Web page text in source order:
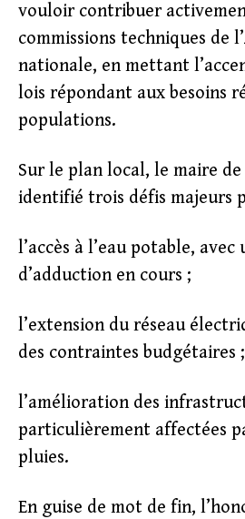
vouloir contribuer
commissions techniques de
nationale, en mettant
lois répondant aux besoins
populations.
Sur le plan local, le maire
identifié trois défis majeurs
l’accès à l’eau potable,
d’adduction en cours ;
l’extension du réseau
des contraintes budgétaires ;
l’amélioration des
particulièrement affectées
pluies.
En guise de mot de fin,